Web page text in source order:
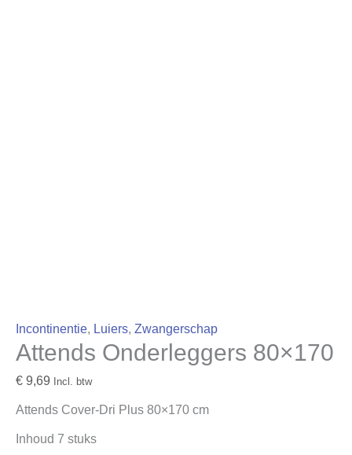
Incontinentie, Luiers, Zwangerschap
Attends Onderleggers 80×170
€ 9,69 Incl. btw
Attends Cover-Dri Plus 80×170 cm
Inhoud 7 stuks